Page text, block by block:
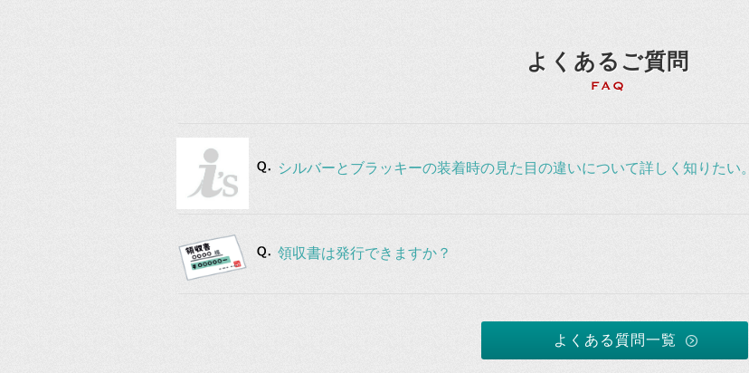
よくあるご質問
シルバーとブラッキーの装着時の見た目の違いについて詳しく知りたい。
領収書は発行できますか？
よくある質問一覧